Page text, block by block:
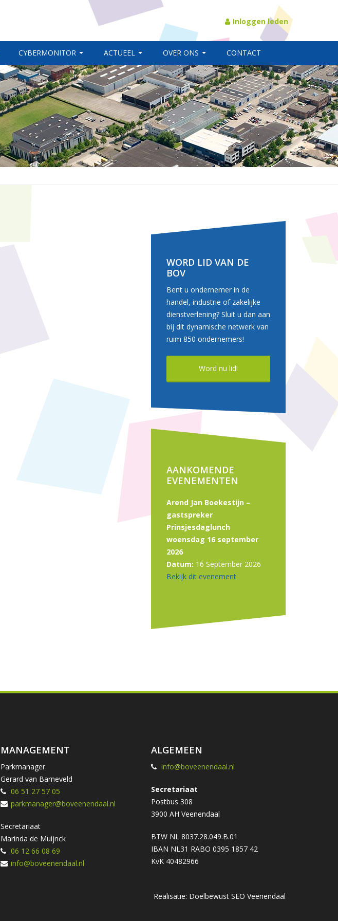
Inloggen leden
CYBERMONITOR ACTUEEL OVER ONS CONTACT
WORD LID VAN DE
BOV
Bent u ondernemer in de
handel, industrie of zakelijke
dienstverlening? Sluit u dan aan
bij dit dynamische netwerk van
ruim 850 ondernemers!
Word nu lid!
AANKOMENDE
EVENEMENTEN
Arend Jan Boekestijn –
gastspreker
Prinsjesdaglunch
woensdag 16 september
2026
Datum: 16 September 2026
Bekijk dit evenement
MANAGEMENT
Parkmanager
Gerard van Barneveld
06 51 27 57 05
parkmanager@boveenendaal.nl
Secretariaat
Marinda de Muijnck
06 12 66 08 69
info@boveenendaal.nl
ALGEMEEN
info@boveenendaal.nl
Secretariaat
Postbus 308
3900 AH Veenendaal
BTW NL 8037.28.049.B.01
IBAN NL31 RABO 0395 1857 42
KvK 40482966
Realisatie: Doelbewust SEO Veenendaal